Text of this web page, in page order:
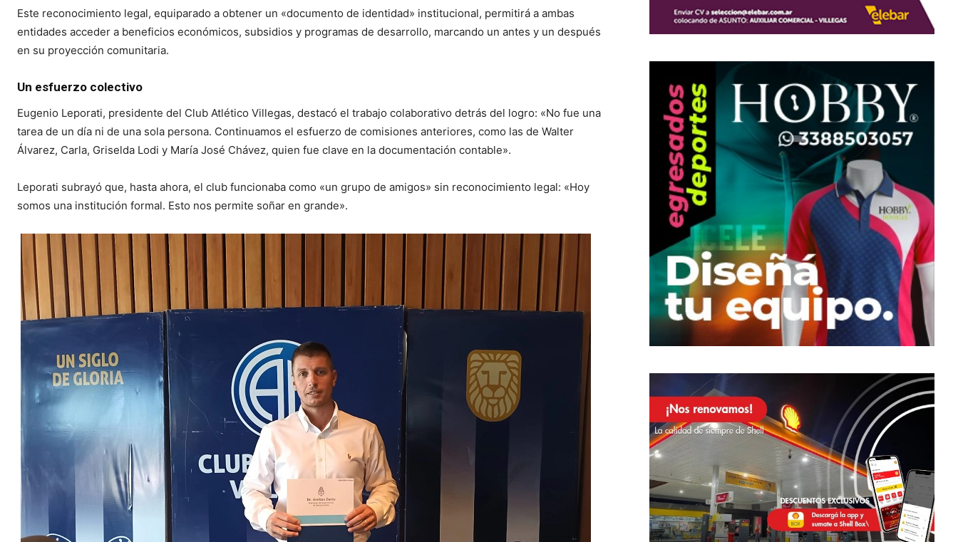
Este reconocimiento legal, equiparado a obtener un «documento de identidad» institucional, permitirá a ambas
entidades acceder a beneficios económicos, subsidios y programas de desarrollo, marcando un antes y un después
en su proyección comunitaria.
Un esfuerzo colectivo
Eugenio Leporati, presidente del Club Atlético Villegas, destacó el trabajo colaborativo detrás del logro: «No fue una
tarea de un día ni de una sola persona. Continuamos el esfuerzo de comisiones anteriores, como las de Walter
Álvarez, Carla, Griselda Lodi y María José Chávez, quien fue clave en la documentación contable».
Leporati subrayó que, hasta ahora, el club funcionaba como «un grupo de amigos» sin reconocimiento legal: «Hoy
somos una institución formal. Esto nos permite soñar en grande».